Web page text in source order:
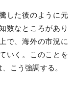
した後のように元
数なところがあり
で、海外の市況に
いく。このことを
こう強調する。